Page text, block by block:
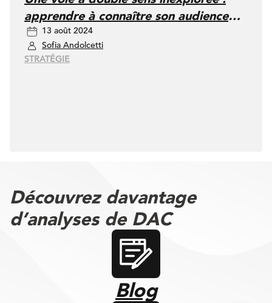
apprendre à connaître son audience
pour mieux se faire connaître
13 août 2024
Sofia Andolcetti
STRATÉGIE
Découvrez davantage
d’analyses de DAC
Blog